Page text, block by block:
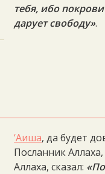
тебя, ибо
дарует свободу».
‘Аиша, да будет
Посланник
Аллаха, сказал: